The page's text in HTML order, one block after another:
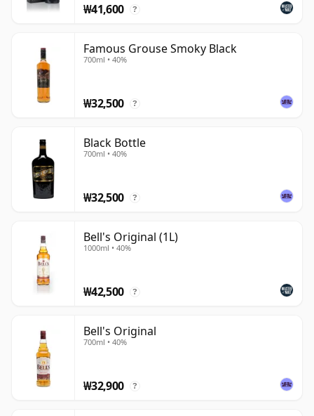
₩41,600 ?
Famous Grouse Smoky Black
700ml • 40%
₩32,500 ?
Black Bottle
700ml • 40%
₩32,500 ?
Bell's Original (1L)
1000ml • 40%
₩42,500 ?
Bell's Original
700ml • 40%
₩32,900 ?